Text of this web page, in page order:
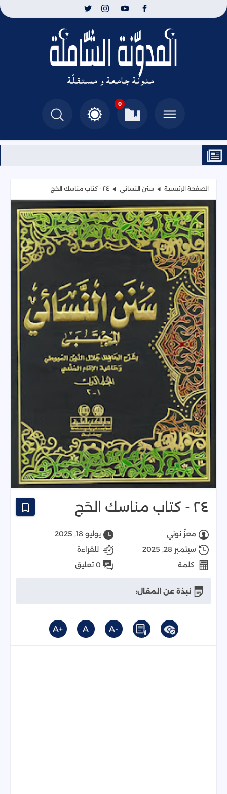
0
الصفحة الرئيسية سنن النسائي ٢٤ - كتاب مناسك الحَج
٢٤ - كتاب مناسك الحَج
معزّ نوني
يوليو 18, 2025
سبتمبر 28, 2025
للقراءة
كلمة
0 تعليق
نبذة عن المقال:
-A
A
+A